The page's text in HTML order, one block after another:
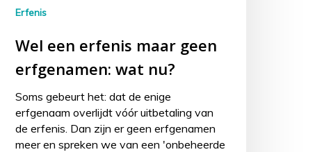
Erfenis
Wel een erfenis maar geen
erfgenamen: wat nu?
Soms gebeurt het: dat de enige
erfgenaam overlijdt vóór uitbetaling van
de erfenis. Dan zijn er geen erfgenamen
meer en spreken we van een 'onbeheerde